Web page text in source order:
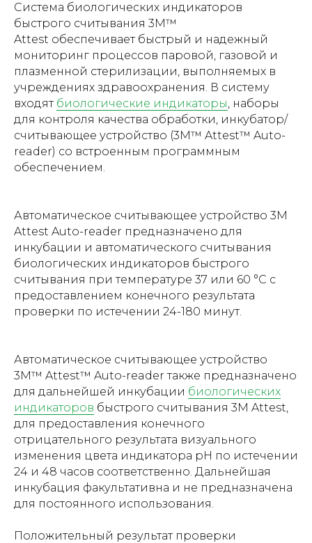
Система биологических индикаторов
быстрого считывания 3M™
Attest обеспечивает быстрый и надежный
мониторинг процессов паровой, газовой и
плазменной стерилизации, выполняемых в
учреждениях здравоохранения. В систему
входят биологические индикаторы, наборы
для контроля качества обработки, инкубатор/
считывающее устройство (3M™ Attest™ Auto-
reader) со встроенным программным
обеспечением.
Автоматическое считывающее устройство 3M
Attest Auto-reader предназначено для
инкубации и автоматического считывания
биологических индикаторов быстрого
считывания при температуре 37 или 60 °C с
предоставлением конечного результата
проверки по истечении 24-180 минут.
Автоматическое считывающее устройство
3M™ Attest™ Auto-reader также предназначено
для дальнейшей инкубации биологических
индикаторов быстрого считывания 3M Attest,
для предоставления конечного
отрицательного результата визуального
изменения цвета индикатора pH по истечении
24 и 48 часов соответственно. Дальнейшая
инкубация факультативна и не предназначена
для постоянного использования.
Положительный результат проверки